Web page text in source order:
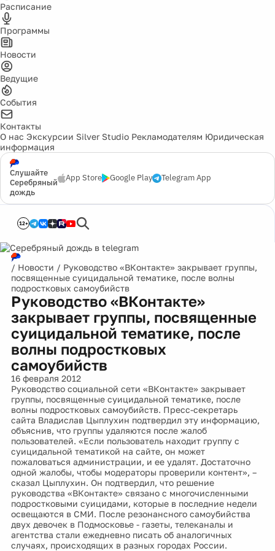
Расписание
Программы
Новости
Ведущие
События
Контакты
О нас Экскурсии Silver Studio Рекламодателям Юридическая
информация
Слушайте
Серебряный
дождь
App Store Google Play Telegram App
12+
/ Новости / Руководство «ВКонтакте» закрывает группы,
посвященные суицидальной тематике, после волны
подростковых самоубийств
Руководство «ВКонтакте»
закрывает группы, посвященные
суицидальной тематике, после
волны подростковых
самоубийств
16 февраля 2012
Руководство социальной сети «ВКонтакте» закрывает
группы, посвященные суицидальной тематике, после
волны подростковых самоубийств. Пресс-секретарь
сайта Владислав Цыплухин подтвердил эту информацию,
объяснив, что группы удаляются после жалоб
пользователей. «Если пользователь находит группу с
суицидальной тематикой на сайте, он может
пожаловаться администрации, и ее удалят. Достаточно
одной жалобы, чтобы модераторы проверили контент», –
сказал Цыплухин. Он подтвердил, что решение
руководства «ВКонтакте» связано с многочисленными
подростковыми суицидами, которые в последние недели
освещаются в СМИ. После резонансного самоубийства
двух девочек в Подмосковье - газеты, телеканалы и
агентства стали ежедневно писать об аналогичных
случаях, происходящих в разных городах России.